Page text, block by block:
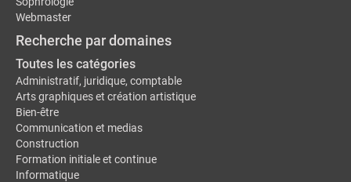
Webmaster
Recherche par domaines
Toutes les catégories
Administratif, juridique, comptable
Arts graphiques et création artistique
Bien-être
Communication et medias
Construction
Formation initiale et continue
Informatique